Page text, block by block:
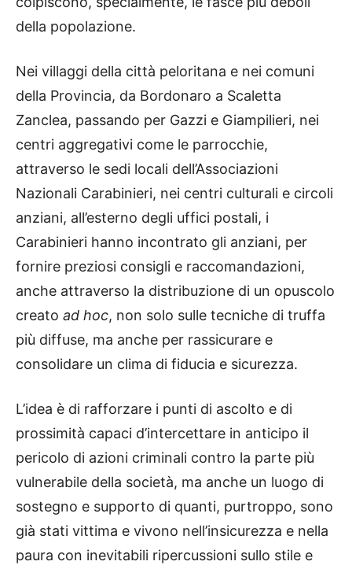
della popolazione.
Nei villaggi della città peloritana e nei comuni
della Provincia, da Bordonaro a Scaletta
Zanclea, passando per Gazzi e Giampilieri, nei
centri aggregativi come le parrocchie,
attraverso le sedi locali dell’Associazioni
Nazionali Carabinieri, nei centri culturali e circoli
anziani, all’esterno degli uffici postali, i
Carabinieri hanno incontrato gli anziani, per
fornire preziosi consigli e raccomandazioni,
anche attraverso la distribuzione di un opuscolo
creato ad hoc, non solo sulle tecniche di truffa
più diffuse, ma anche per rassicurare e
consolidare un clima di fiducia e sicurezza.
L’idea è di rafforzare i punti di ascolto e di
prossimità capaci d’intercettare in anticipo il
pericolo di azioni criminali contro la parte più
vulnerabile della società, ma anche un luogo di
sostegno e supporto di quanti, purtroppo, sono
già stati vittima e vivono nell’insicurezza e nella
paura con inevitabili ripercussioni sullo stile e